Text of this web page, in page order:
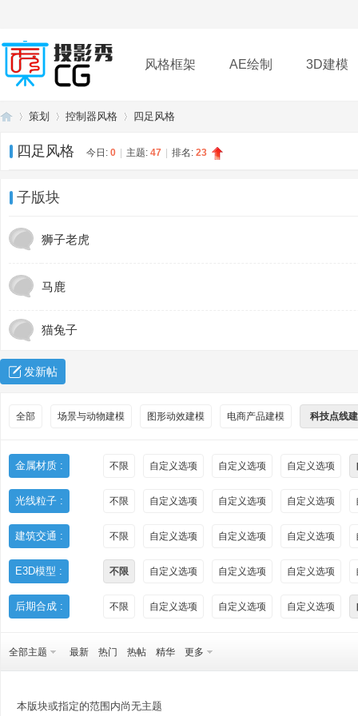
风格框架 AE绘制 3D建模
插件 帮助 下载
策划 控制器风格 四足风格
四足风格 今日: 0 主题: 47 排名: 23
子版块
狮子老虎
马鹿
猫兔子
发新帖
全部 场景与动物建模 图形动效建模 电商产品建模 科技点线
金属材质 : 不限 自定义选项 自定义选项 自定义选项
光线粒子 : 不限 自定义选项 自定义选项 自定义选项
建筑交通 : 不限 自定义选项 自定义选项 自定义选项
E3D模型 : 不限 自定义选项 自定义选项 自定义选项
后期合成 : 不限 自定义选项 自定义选项 自定义选项
全部主题 最新 热门 热帖 精华 更多
本版块或指定的范围内尚无主题